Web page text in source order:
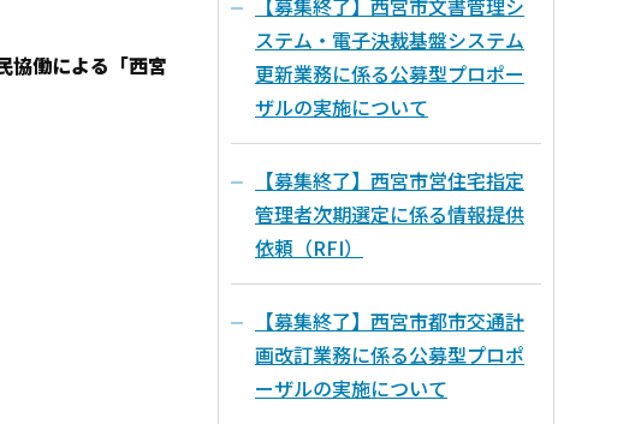
協働による「西宮
【募集終了】西宮市文書管理シ
ステム・電子決裁基盤システム
更新業務に係る公募型プロポー
ザルの実施について
【募集終了】西宮市営住宅指定
管理者次期選定に係る情報提供
依頼（RFI）
【募集終了】西宮市都市交通計
画改訂業務に係る公募型プロポ
ーザルの実施について